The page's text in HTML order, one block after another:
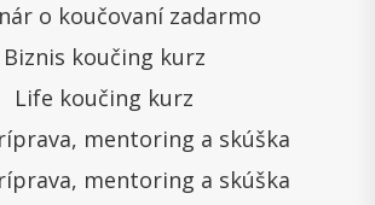
o koučovaní zadarmo
Biznis koučing kurz
Life koučing kurz
mentoring a skúška
mentoring a skúška